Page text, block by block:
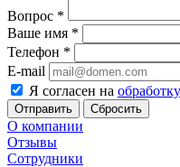
Вопрос *
Ваше имя *
Телефон *
E-mail
Я согласен на
Сбросить
О компании
Отзывы
Сотрудники